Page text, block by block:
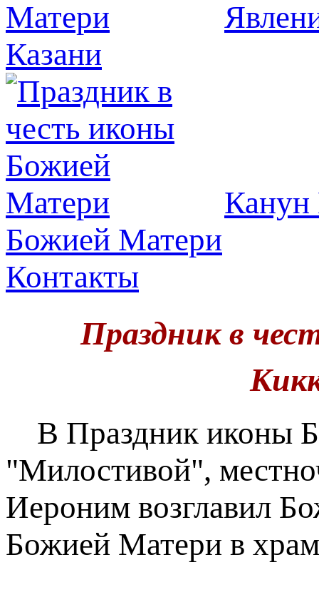
Казани
Канун
Божией Матери
Контакты
Праздник в
В Праздник иконы
"Милостивой",
Иероним возглавил
Божией Матери в